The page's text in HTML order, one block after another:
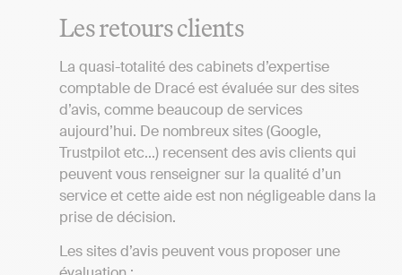
Les retours clients
La quasi-totalité des cabinets d’expertise
comptable de Dracé est évaluée sur des sites
d’avis, comme beaucoup de services
aujourd’hui. De nombreux sites (Google,
Trustpilot etc...) recensent des avis clients qui
peuvent vous renseigner sur la qualité d’un
service et cette aide est non négligeable dans la
prise de décision.
Les sites d’avis peuvent vous proposer une